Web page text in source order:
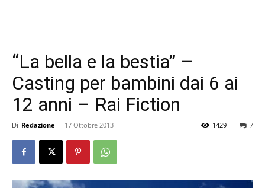
“La bella e la bestia” –
Casting per bambini dai 6 ai
12 anni – Rai Fiction
Di Redazione - 17 Ottobre 2013 7
1429